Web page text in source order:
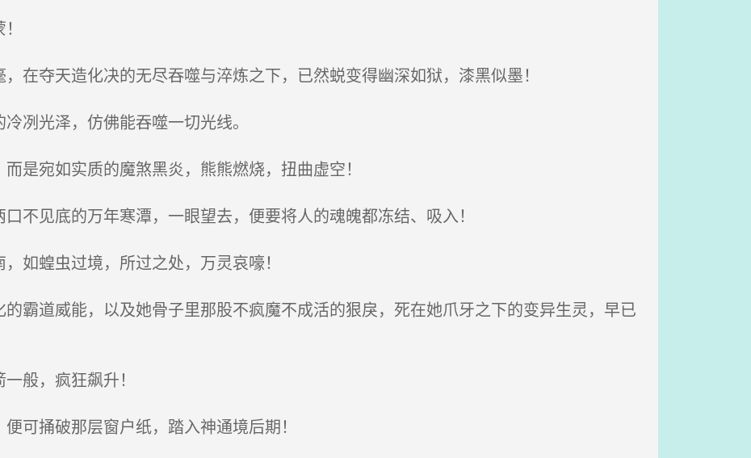
在夺天造化决的无尽吞噬与淬炼之下，已然蜕变得幽深如狱，漆黑似墨！
冽光泽，仿佛能吞噬一切光线。
是宛如实质的魔煞黑炎，熊熊燃烧，扭曲虚空！
不见底的万年寒潭，一眼望去，便要将人的魂魄都冻结、吸入！
如蝗虫过境，所过之处，万灵哀嚎！
霸道威能，以及她骨子里那股不疯魔不成活的狠戾，死在她爪牙之下的变异生灵，早已
般，疯狂飙升！
可捅破那层窗户纸，踏入神通境后期！